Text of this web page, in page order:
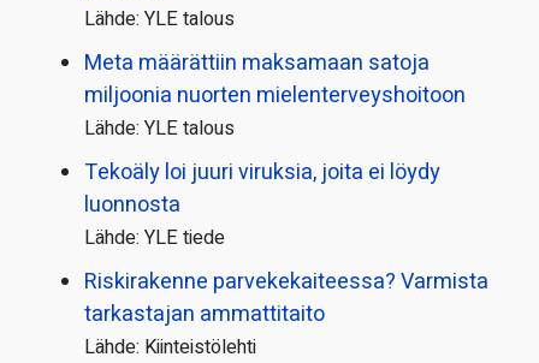
Lähde: YLE talous
Meta määrättiin maksamaan satoja
miljoonia nuorten mielenterveyshoitoon
Lähde: YLE talous
Tekoäly loi juuri viruksia, joita ei löydy
luonnosta
Lähde: YLE tiede
Riskirakenne parvekekaiteessa? Varmista
tarkastajan ammattitaito
Lähde: Kiinteistölehti